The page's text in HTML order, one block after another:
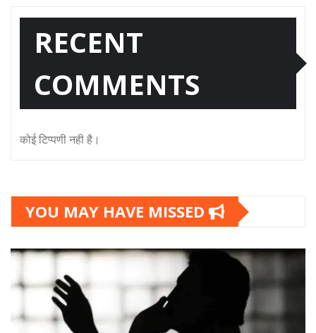
RECENT
COMMENTS
कोई टिप्पणी नही है।
YOU MAY HAVE MISSED